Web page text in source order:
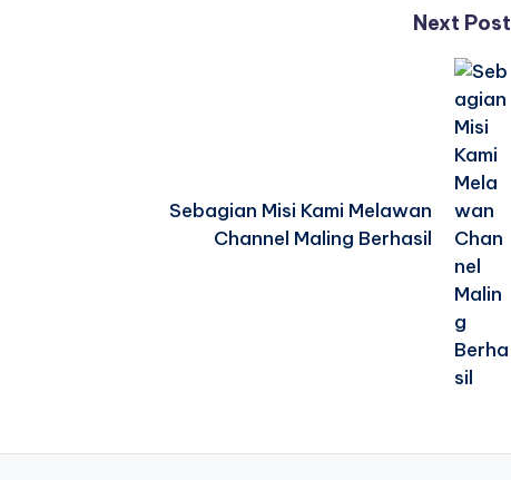
Next Post
Sebagian Misi Kami Melawan
Channel Maling Berhasil